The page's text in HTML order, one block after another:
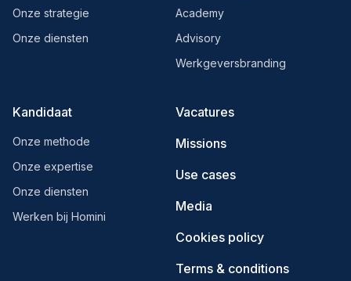
Onze strategie
Onze diensten
Academy
Advisory
Werkgeversbranding
Kandidaat
Onze methode
Onze expertise
Onze diensten
Werken bij Homini
Vacatures
Missions
Use cases
Media
Cookies policy
Terms & conditions